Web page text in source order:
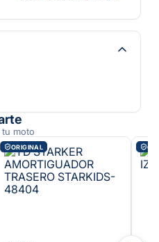
moto
ORIGINAL